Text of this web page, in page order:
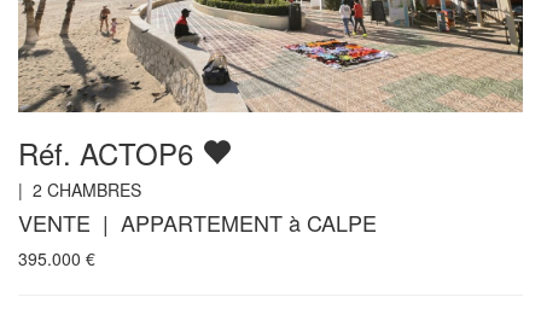
Réf. ACTOP6
| 2 CHAMBRES
VENTE | APPARTEMENT à CALPE
395.000 €